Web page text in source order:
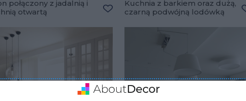
ulubionych
połączony z jadalnią i
otwartą
Dodaj do ulubionych
Kuchnia z barkiem oraz dużą,
czarną podwójną lodówką